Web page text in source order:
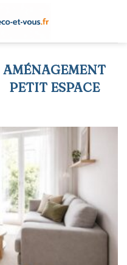
AMÉNAGEMENT
PETIT ESPACE